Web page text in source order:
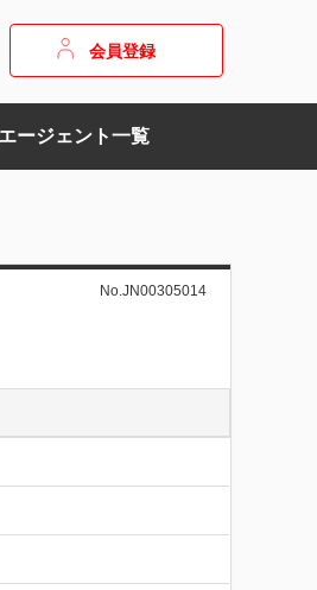
会員登録
ージェント一覧
No.JN00305014